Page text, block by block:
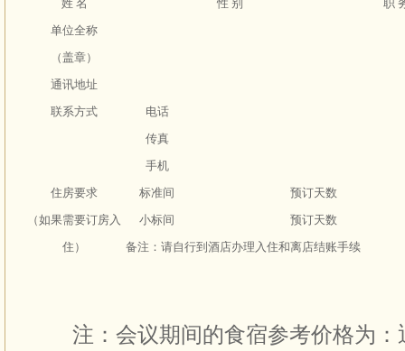
姓 名 性 别
职
单位全称
（盖章）
通讯地址
联系方式
电话
传真
手机
住房要求
（如果需要订房入
住）
标准间
预订天数
小标间
预订天数
备注：请自行到酒店办理入住和离店结账手续
注：会议期间的食宿参考价格为：